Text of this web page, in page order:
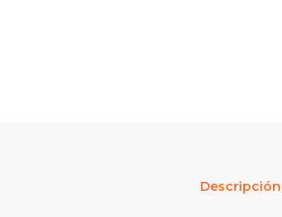
Descripción